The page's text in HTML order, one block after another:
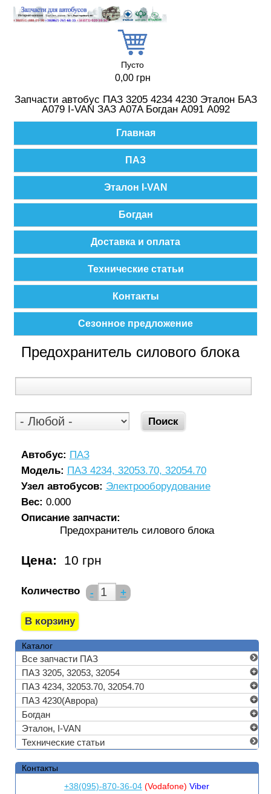
Пусто
0,00 грн
Запчасти автобус ПАЗ 3205 4234 4230 Эталон БАЗ
А079 I-VAN ЗАЗ A07A Богдан А091 А092
Главная
ПАЗ
Эталон I-VAN
Богдан
Доставка и оплата
Технические статьи
Контакты
Сезонное предложение
Предохранитель силового блока
Автобус: ПАЗ
Модель: ПАЗ 4234, 32053.70, 32054.70
Узел автобусов: Электрооборудование
Вес: 0.000
Описание запчасти:
Предохранитель силового блока
Цена: 10 грн
Количество - +
Каталог
Все запчасти ПАЗ
ПАЗ 3205, 32053, 32054
ПАЗ 4234, 32053.70, 32054.70
ПАЗ 4230(Аврора)
Богдан
Эталон, I-VAN
Технические статьи
Контакты
+38(095)-870-36-04 (Vodafone)Viber